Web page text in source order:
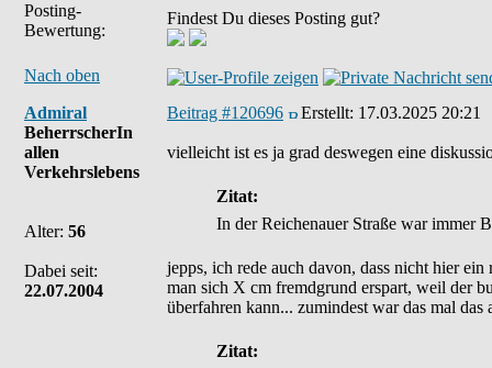
Posting-
Bewertung:
Findest Du dieses Posting gut?
Nach oben
Admiral
BeherrscherIn
allen
Verkehrslebens
Alter: 56
Dabei seit:
22.07.2004
Beitrag #120696 Erstellt: 17.03.2025 20:21
vielleicht ist es ja grad deswegen eine
Zitat:
In der Reichenauer Straße war immer
jepps, ich rede auch davon, dass nicht hier
man sich X cm fremdgrund erspart, weil der
überfahren kann... zumindest war das mal
Zitat: